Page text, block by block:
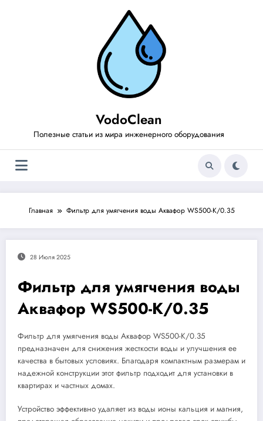
VodoClean
Полезные статьи из мира инженерного оборудования
Главная Фильтр для умягчения воды Аквафор WS500-K/0.35
28 Июля 2025
Фильтр для умягчения воды
Аквафор WS500-K/0.35
Фильтр для умягчения воды Аквафор WS500-K/0.35
предназначен для снижения жесткости воды и улучшения ее
качества в бытовых условиях. Благодаря компактным размерам и
надежной конструкции этот фильтр подходит для установки в
квартирах и частных домах.
Устройство эффективно удаляет из воды ионы кальция и магния,